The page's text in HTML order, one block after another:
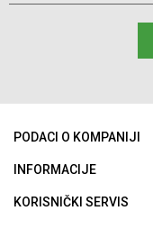
PODACI O KOMPANIJI
ABC SPORTING d.o.o.
INFORMACIJE
O nama
KORISNIČKI SERVIS